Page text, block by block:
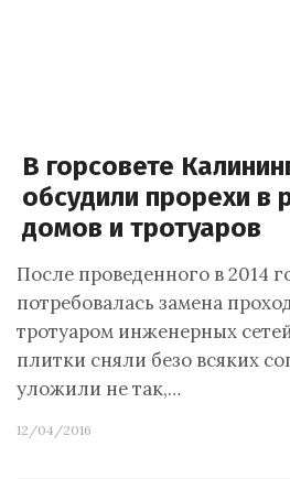
В горсовете
обсудили прорехи в
домов и тротуаров
После проведенного в 2014
потребовалась замена
тротуаром инженерных
плитки сняли безо всяких
уложили не так,…
12/04/2016